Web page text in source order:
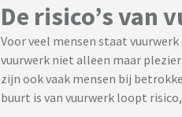
De risico’s van
Voor veel mensen staat
vuurwerk niet alleen maar
zijn ook vaak mensen bij
buurt is van vuurwerk loopt